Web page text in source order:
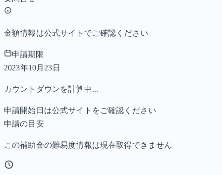
金額情報は公式サイトでご確認ください
申請期限
2023年10月23日
カウントダウンを計算中...
申請開始日は公式サイトをご確認ください
申請の目安
この補助金の難易度情報は現在取得できません